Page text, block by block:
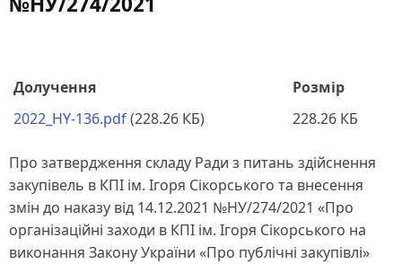
Долучення
Розмір
2022_HY-136.pdf(228.26 КБ) 228.26 КБ
Про затвердження складу Ради з питань здійснення
закупівель в КПІ ім. Ігоря Сікорського та внесення
змін до наказу від 14.12.2021 №НУ/274/2021 «Про
організаційні заходи в КПІ ім. Ігоря Сікорського на
виконання Закону України «Про публічні закупівлі»